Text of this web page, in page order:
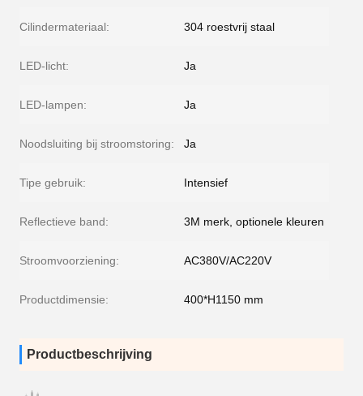
Cilindermateriaal: 304 roestvrij staal
LED-licht: Ja
LED-lampen: Ja
Noodsluiting bij stroomstoring: Ja
Tipe gebruik: Intensief
Reflectieve band: 3M merk, optionele kleuren
Stroomvoorziening: AC380V/AC220V
Productdimensie: 400*H1150 mm
Productbeschrijving